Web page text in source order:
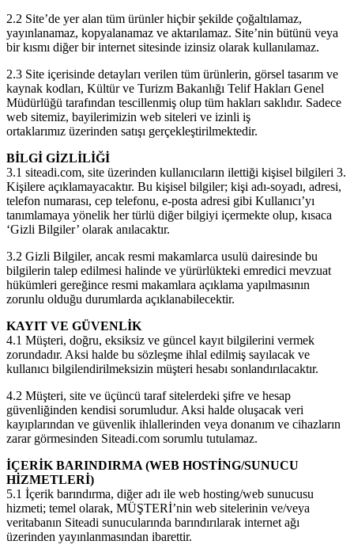
2.2 Site’de yer alan tüm ürünler hiçbir şekilde çoğaltılamaz,
yayınlanamaz, kopyalanamaz ve aktarılamaz. Site’nin bütünü veya
bir kısmı diğer bir internet sitesinde izinsiz olarak kullanılamaz.
2.3 Site içerisinde detayları verilen tüm ürünlerin, görsel tasarım ve
kaynak kodları, Kültür ve Turizm Bakanlığı Telif Hakları Genel
Müdürlüğü tarafından tescillenmiş olup tüm hakları saklıdır. Sadece
web sitemiz, bayilerimizin web siteleri ve izinli iş
ortaklarımız üzerinden satışı gerçekleştirilmektedir.
BİLGİ GİZLİLİĞİ
3.1 siteadi.com, site üzerinden kullanıcıların ilettiği kişisel bilgileri 3.
Kişilere açıklamayacaktır. Bu kişisel bilgiler; kişi adı-soyadı, adresi,
telefon numarası, cep telefonu, e-posta adresi gibi Kullanıcı’yı
tanımlamaya yönelik her türlü diğer bilgiyi içermekte olup, kısaca
‘Gizli Bilgiler’ olarak anılacaktır.
3.2 Gizli Bilgiler, ancak resmi makamlarca usulü dairesinde bu
bilgilerin talep edilmesi halinde ve yürürlükteki emredici mevzuat
hükümleri gereğince resmi makamlara açıklama yapılmasının
zorunlu olduğu durumlarda açıklanabilecektir.
KAYIT VE GÜVENLİK
4.1 Müşteri, doğru, eksiksiz ve güncel kayıt bilgilerini vermek
zorundadır. Aksi halde bu sözleşme ihlal edilmiş sayılacak ve
kullanıcı bilgilendirilmeksizin müşteri hesabı sonlandırılacaktır.
4.2 Müşteri, site ve üçüncü taraf sitelerdeki şifre ve hesap
güvenliğinden kendisi sorumludur. Aksi halde oluşacak veri
kayıplarından ve güvenlik ihlallerinden veya donanım ve cihazların
zarar görmesinden Siteadi.com sorumlu tutulamaz.
İÇERİK BARINDIRMA (WEB HOSTİNG/SUNUCU
HİZMETLERİ)
5.1 İçerik barındırma, diğer adı ile web hosting/web sunucusu
hizmeti; temel olarak, MÜŞTERİ’nin web sitelerinin ve/veya
veritabanın Siteadi sunucularında barındırılarak internet ağı
üzerinden yayınlanmasından ibarettir.